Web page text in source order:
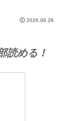
2026.06.26
読める！